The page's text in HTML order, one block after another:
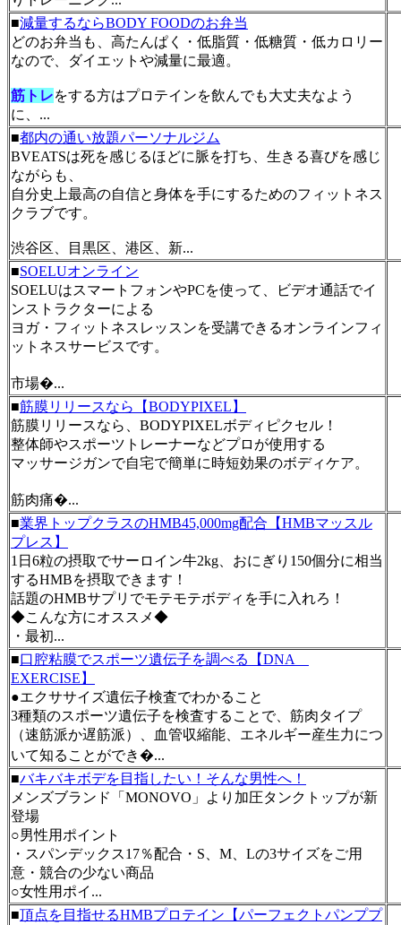
■減量するならBODY FOODのお弁当
どのお弁当も、高たんぱく・低脂質・低糖質・低カロリー
なので、ダイエットや減量に最適。
筋トレをする方はプロテインを飲んでも大丈夫なよう
に、...
■都内の通い放題パーソナルジム
BVEATSは死を感じるほどに脈を打ち、生きる喜びを感じ
ながらも、
自分史上最高の自信と身体を手にするためのフィットネス
クラブです。
渋谷区、目黒区、港区、新...
■SOELUオンライン
SOELUはスマートフォンやPCを使って、ビデオ通話でイ
ンストラクターによる
ヨガ・フィットネスレッスンを受講できるオンラインフィ
ットネスサービスです。
市場�...
■筋膜リリースなら【BODYPIXEL】
筋膜リリースなら、BODYPIXELボディピクセル！
整体師やスポーツトレーナーなどプロが使用する
マッサージガンで自宅で簡単に時短効果のボディケア。
筋肉痛�...
■業界トップクラスのHMB45,000mg配合【HMBマッスル
プレス】
1日6粒の摂取でサーロイン牛2kg、おにぎり150個分に相当
するHMBを摂取できます！
話題のHMBサプリでモテモテボディを手に入れろ！
◆こんな方にオススメ◆
・最初...
■口腔粘膜でスポーツ遺伝子を調べる【DNA
EXERCISE】
●エクササイズ遺伝子検査でわかること
3種類のスポーツ遺伝子を検査することで、筋肉タイプ
（速筋派か遅筋派）、血管収縮能、エネルギー産生力につ
いて知ることができ�...
■バキバキボデを目指したい！そんな男性へ！
メンズブランド「MONOVO」より加圧タンクトップが新
登場
○男性用ポイント
・スパンデックス17％配合・S、M、Lの3サイズをご用
意・競合の少ない商品
○女性用ポイ...
■頂点を目指せるHMBプロテイン【パーフェクトパンププ